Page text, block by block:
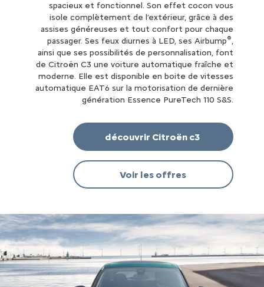
spacieux et fonctionnel. Son effet cocon vous
isole complètement de l’extérieur, grâce à des
assises généreuses et tout confort pour chaque
passager. Ses feux diurnes à LED, ses Airbump®,
ainsi que ses possibilités de personnalisation, font
de Citroën C3 une voiture automatique fraîche et
moderne. Elle est disponible en boite de vitesses
automatique EAT6 sur la motorisation de dernière
génération Essence PureTech 110 S&S.
découvrir Citroën c3
Voir les offres